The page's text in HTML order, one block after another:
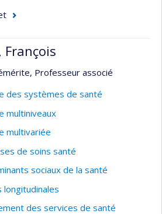
et santé nutritionnelle
François
Professeur associé
des systèmes de santé
multiniveaux
multivariée
de soins santé
sociaux de la santé
longitudinales
des services de santé